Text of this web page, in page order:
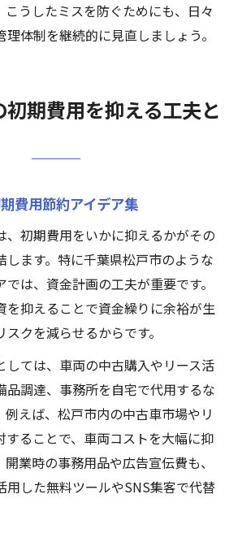
こうしたミスを防ぐためにも、日々
体制を継続的に見直しましょう。
期費用を抑える工夫と
費用節約アイデア集
、初期費用をいかに抑えるかがその
します。特に千葉県松戸市のような
は、資金計画の工夫が重要です。
を抑えることで資金繰りに余裕が生
クを減らせるからです。
しては、車両の中古購入やリース活
品調達、事務所を自宅で代用するな
例えば、松戸市内の中古車市場やリ
することで、車両コストを大幅に抑
業時の事務用品や広告宣伝費も、
用した無料ツールやSNS集客で代替